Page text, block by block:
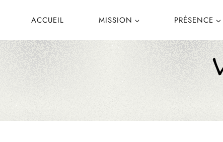
ACCUEIL MISSION PRÉSENCE